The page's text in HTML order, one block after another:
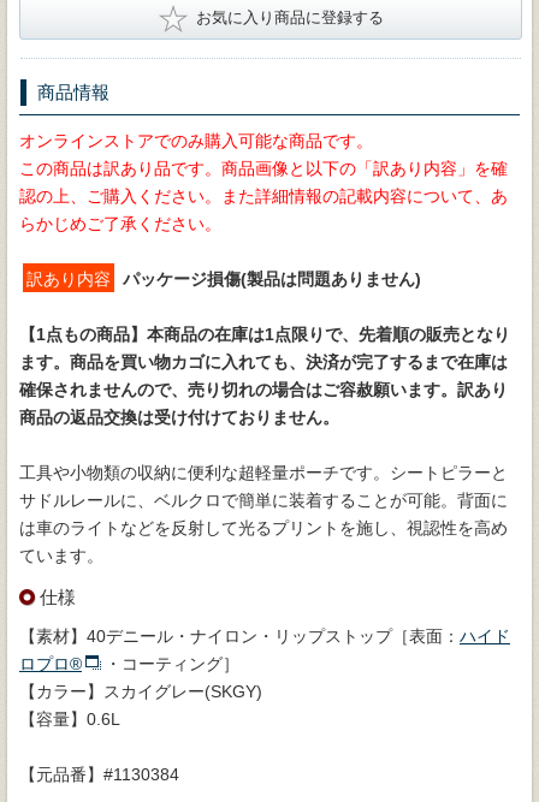
★ お気に入り商品に登録する
商品情報
オンラインストアでのみ購入可能な商品です。
この商品は訳あり品です。商品画像と以下の「訳あり内容」を確
認の上、ご購入ください。また詳細情報の記載内容について、あ
らかじめご了承ください。
訳あり内容 パッケージ損傷(製品は問題ありません)
【1点もの商品】 本商品の在庫は1点限りで、先着順の販売となり
ます。商品を買い物カゴに入れても、決済が完了するまで在庫は
確保されませんので、売り切れの場合はご容赦願います。訳あり
商品の返品交換は受け付けておりません。
工具や小物類の収納に便利な超軽量ポーチです。シートピラーと
サドルレールに、ベルクロで簡単に装着することが可能。背面に
は車のライトなどを反射して光るプリントを施し、視認性を高め
ています。
仕様
【素材】40デニール・ナイロン・リップストップ［表面： ハイド
ロプロ®
・コーティング］
【カラー】スカイグレー(SKGY)
【容量】0.6L
【元品番】#1130384